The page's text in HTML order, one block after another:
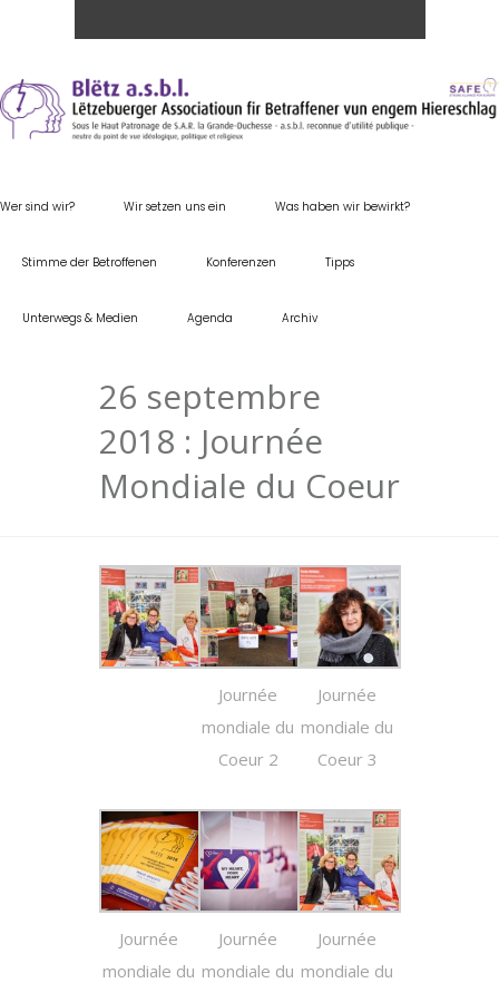
Wer sind wir? Wir setzen uns ein Was haben wir bewirkt?
Stimme der Betroffenen Konferenzen Tipps
Unterwegs & Medien Agenda Archiv
26 septembre
2018 : Journée
Mondiale du Coeur
Journée
mondiale du
Coeur 2
Journée
mondiale du
Coeur 3
Journée
mondiale du
Journée
mondiale du
Journée
mondiale du